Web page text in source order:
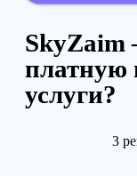
SkyZaim
платную
услуги?
3